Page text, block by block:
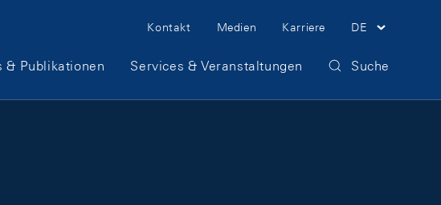
Meta Navigation
Kontakt Medien Karriere DE
& Publikationen Services & Veranstaltungen Suche